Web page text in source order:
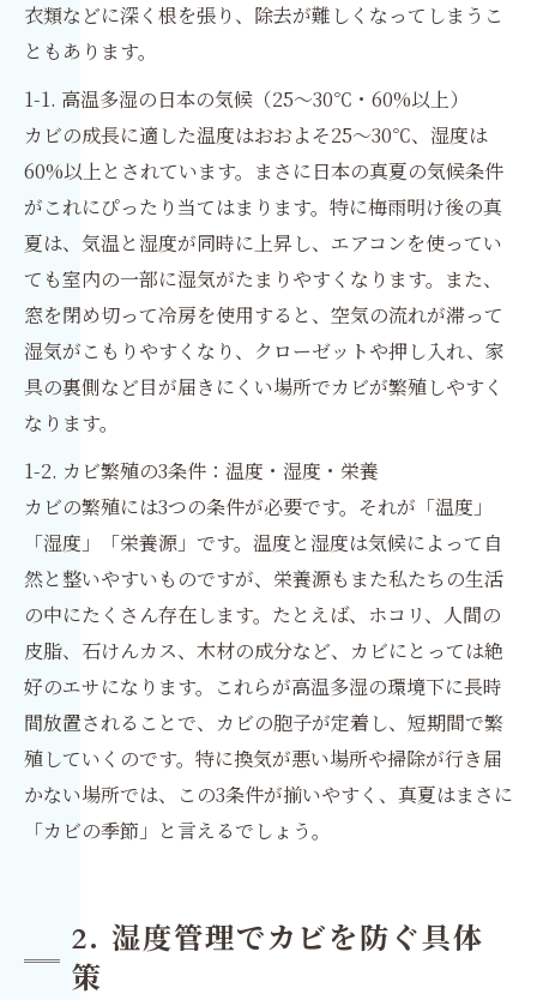
衣類などに深く根を張り、除去が難しくなってしまうこ
ともあります。
1-1. 高温多湿の日本の気候（25～30℃・60%以上）
カビの成長に適した温度はおおよそ25〜30℃、湿度は
60%以上とされています。まさに日本の真夏の気候条件
がこれにぴったり当てはまります。特に梅雨明け後の真
夏は、気温と湿度が同時に上昇し、エアコンを使ってい
ても室内の一部に湿気がたまりやすくなります。また、
窓を閉め切って冷房を使用すると、空気の流れが滞って
湿気がこもりやすくなり、クローゼットや押し入れ、家
具の裏側など目が届きにくい場所でカビが繁殖しやすく
なります。
1-2. カビ繁殖の3条件：温度・湿度・栄養
カビの繁殖には3つの条件が必要です。それが「温度」
「湿度」「栄養源」です。温度と湿度は気候によって自
然と整いやすいものですが、栄養源もまた私たちの生活
の中にたくさん存在します。たとえば、ホコリ、人間の
皮脂、石けんカス、木材の成分など、カビにとっては絶
好のエサになります。これらが高温多湿の環境下に長時
間放置されることで、カビの胞子が定着し、短期間で繁
殖していくのです。特に換気が悪い場所や掃除が行き届
かない場所では、この3条件が揃いやすく、真夏はまさに
「カビの季節」と言えるでしょう。
2. 湿度管理でカビを防ぐ具体
策